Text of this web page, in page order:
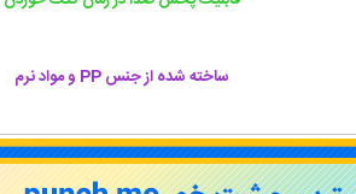
ساخته شدهاز جنس PP و مواد نرم